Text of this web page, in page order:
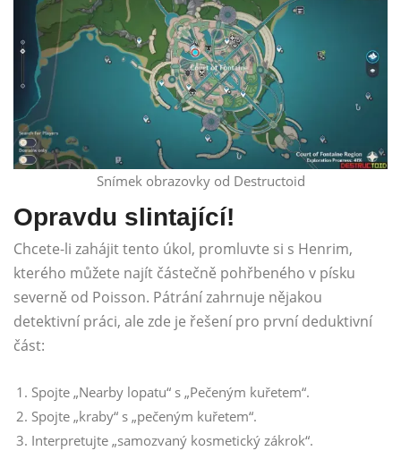
Snímek obrazovky od Destructoid
Opravdu slintající!
Chcete-li zahájit tento úkol, promluvte si s Henrim,
kterého můžete najít částečně pohřbeného v písku
severně od Poisson. Pátrání zahrnuje nějakou
detektivní práci, ale zde je řešení pro první deduktivní
část:
Spojte „Nearby lopatu“ s „Pečeným kuřetem“.
Spojte „kraby“ s „pečeným kuřetem“.
Interpretujte „samozvaný kosmetický zákrok“.